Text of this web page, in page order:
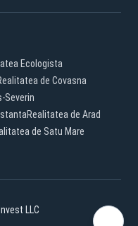
Ecologista
de Covasna
Severin
Realitatea de Arad
de Satu Mare
LLC